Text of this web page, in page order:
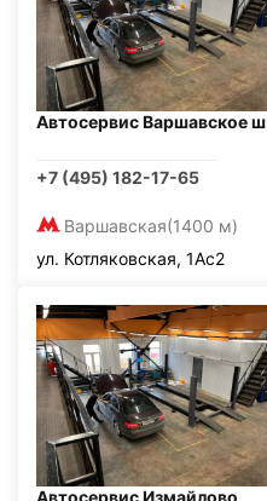
Автосервис Варшавское ш
+7 (495) 182-17-65
Варшавская(1400 м)
ул. Котляковская, 1Ас2
Автосервис Измайлово